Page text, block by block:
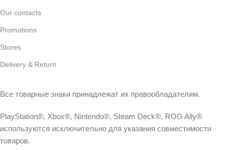
Our contacts
Promotions
Stores
Delivery & Return
Все товарные знаки принадлежат их правообладателям.
PlayStation®, Xbox®, Nintendo®, Steam Deck®, ROG Ally®
используются исключительно для указания совместимости
товаров.